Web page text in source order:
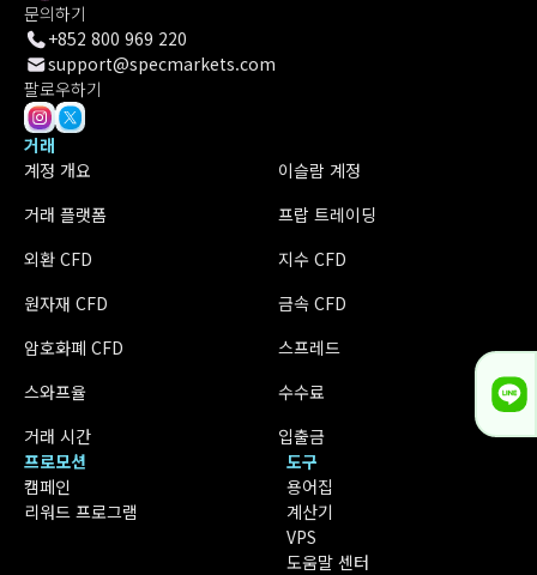
문의하기
+852 800 969 220
support@specmarkets.com
팔로우하기
거래
계정 개요
이슬람 계정
거래 플랫폼
프랍 트레이딩
외환 CFD
지수 CFD
원자재 CFD
금속 CFD
암호화폐 CFD
스프레드
스와프율
수수료
거래 시간
입출금
프로모션
캠페인
리워드 프로그램
도구
용어집
계산기
VPS
도움말 센터